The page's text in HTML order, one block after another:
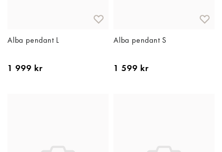
Alba pendant L
1 999 kr
Alba pendant S
1 599 kr